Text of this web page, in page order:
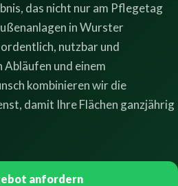
das nicht nur am Pflegetag
in Wurster
nutzbar und
und einem
kombinieren wir die
damit Ihre Flächen ganzjährig
anfordern